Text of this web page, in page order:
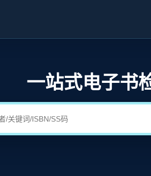
一站式电子书